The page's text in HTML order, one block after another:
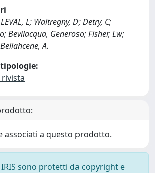
L; Waltregny, D; Detry, C;
Bevilacqua, Generoso; Fisher, Lw;
A.
associati a questo prodotto.
sono protetti da copyright e